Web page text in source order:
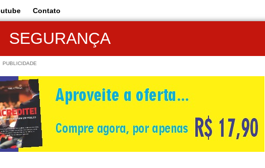
Contato
SEGURANÇA
PUBLICIDADE